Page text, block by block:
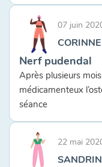
07 juin
CORINNE
Nerf pudendal
Après plusieurs
médicamenteux
séance
22 mai